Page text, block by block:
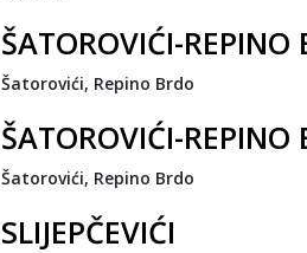
ŠATOROVIĆI-REPINO
Šatorovići, Repino Brdo
ŠATOROVIĆI-REPINO
Šatorovići, Repino Brdo
SLIJEPČEVIĆI